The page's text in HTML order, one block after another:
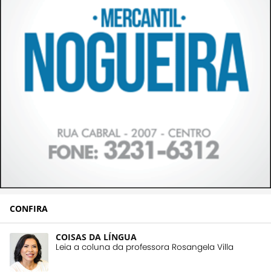
CONFIRA
COISAS DA LÍNGUA
Leia a coluna da professora Rosangela Villa